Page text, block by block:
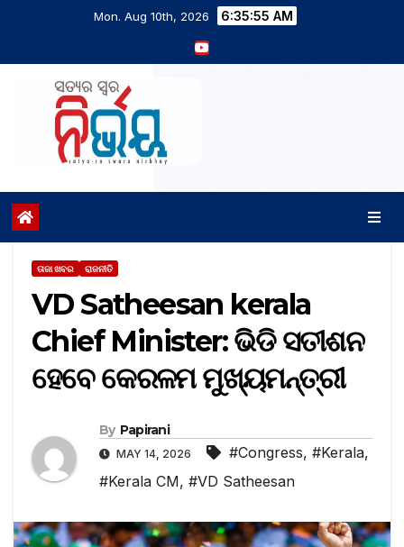
Mon. Aug 10th, 2026 6:35:56 AM
ତାଜା ଖବର ରାଜନୀତି
VD Satheesan kerala
Chief Minister: ଭିଡି ସତୀଶନ
ହେବେ କେରଳମ ମୁଖ୍ୟମନ୍ତ୍ରୀ
By Papirani
MAY 14, 2026 #Congress, #Kerala,
#Kerala CM, #VD Satheesan